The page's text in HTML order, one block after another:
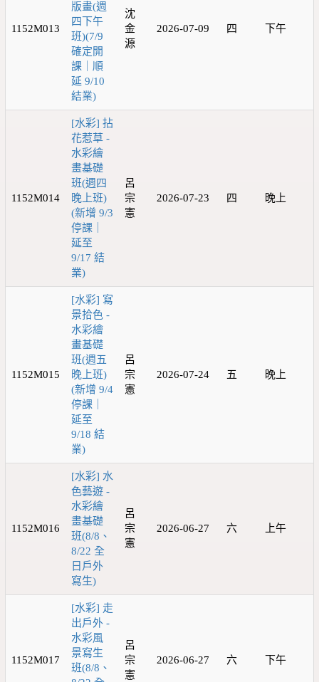
1152M013
版畫(週
四下午
班)(7/9
確定開
課｜順
延 9/10
結業)
沈
金
源
2026-07-09 四 下午
1152M014
[水彩] 拈
花惹草 -
水彩繪
畫基礎
班(週四
晚上班)
(新增 9/3
停課｜
延至
9/17 結
業)
呂
宗
憲
2026-07-23 四 晚上
1152M015
[水彩] 寫
景拾色 -
水彩繪
畫基礎
班(週五
晚上班)
(新增 9/4
停課｜
延至
9/18 結
業)
呂
宗
憲
2026-07-24 五 晚上
1152M016
[水彩] 水
色藝遊 -
水彩繪
畫基礎
班(8/8、
8/22 全
日戶外
寫生)
呂
宗
憲
2026-06-27 六 上午
1152M017
[水彩] 走
出戶外 -
水彩風
景寫生
班(8/8、
呂
宗
憲
2026-06-27 六 下午